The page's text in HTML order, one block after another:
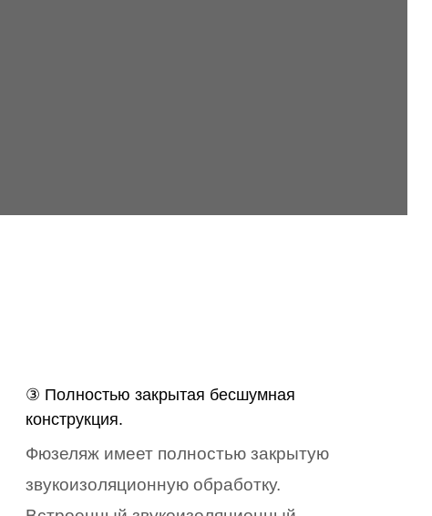
③ Полностью закрытая бесшумная
конструкция.
Фюзеляж имеет полностью закрытую
звукоизоляционную обработку.